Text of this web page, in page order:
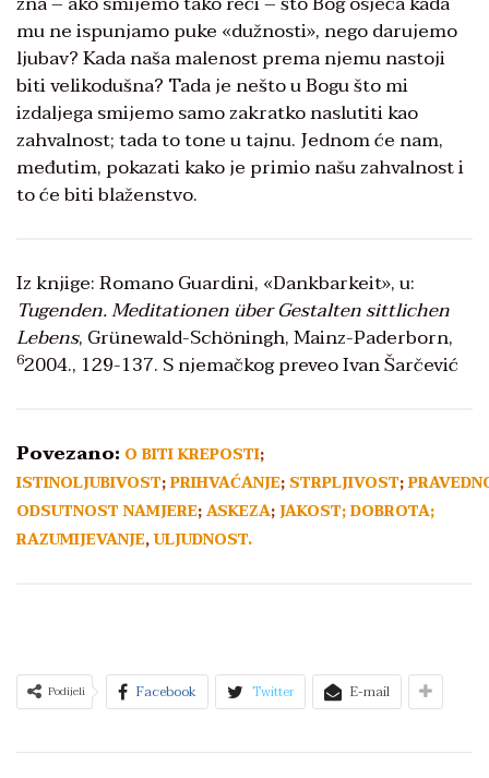
mu ne ispunjamo puke «dužnosti», nego darujemo
ljubav? Kada naša malenost prema njemu nastoji
biti velikodušna? Tada je nešto u Bogu što mi
izdaljega smijemo samo zakratko naslutiti kao
zahvalnost; tada to tone u tajnu. Jednom će nam,
međutim, pokazati kako je primio našu zahvalnost i
to će biti blaženstvo.
Iz knjige: Romano Guardini, «Dankbarkeit», u:
Tugenden. Meditationen über Gestalten sittlichen
Lebens, Grünewald-Schöningh, Mainz-Paderborn,
62004., 129-137. S njemačkog preveo Ivan Šarčević
Povezano: O BITI KREPOSTI;
ISTINOLJUBIVOST;PRIHVAĆANJE; STRPLJIVOST;
ODSUTNOSTNAMJERE;ASKEZA;JAKOST;DOBROTA;
RAZUMIJEVANJE,ULJUDNOST.
Podijeli Facebook Twitter E-mail